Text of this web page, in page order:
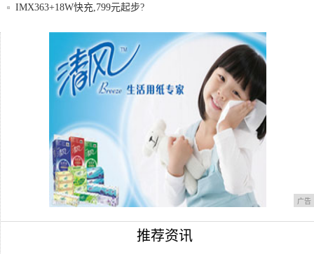
IMX363+18W快充,799元起步?
苹果iPhone二季度出货1500万台占美国
广告
推荐资讯